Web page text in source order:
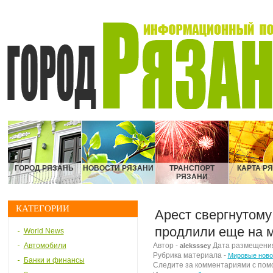
ГОРОД РЯЗАНЬ НОВОСТИ РЯЗАНИ
ТРАНСПОРТ
РЯЗАНИ
КАРТА
КАТЕГОРИИ
World News
Автомобили
Банки и финансы
Арест
продлили еще на
Автор - alekssseyДата размещения
Рубрика материала - Мировые
Следите за комментариями с